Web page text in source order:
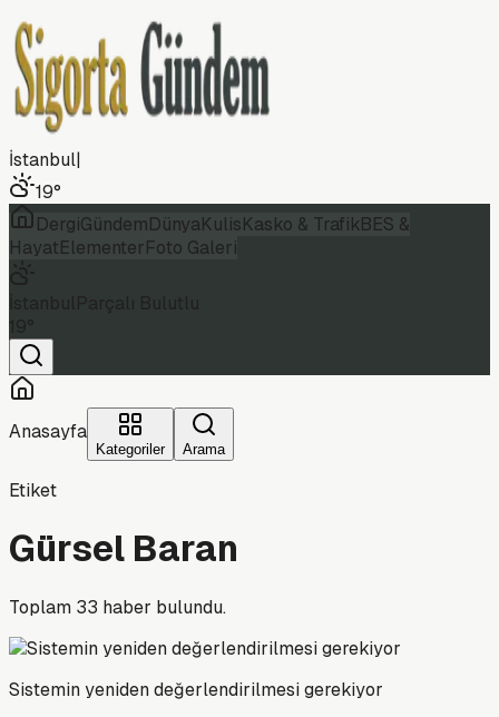
İstanbul|
19°
DergiGündemDünyaKulisKasko & TrafikBES &
HayatElementerFoto Galeri
Anasayfa
Kategoriler Arama
Etiket
Gürsel Baran
Toplam 33 haber bulundu.
Sistemin yeniden değerlendirilmesi gerekiyor